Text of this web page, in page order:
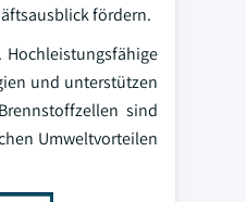
fördern.
und unterstützen
sind
Umweltvorteilen